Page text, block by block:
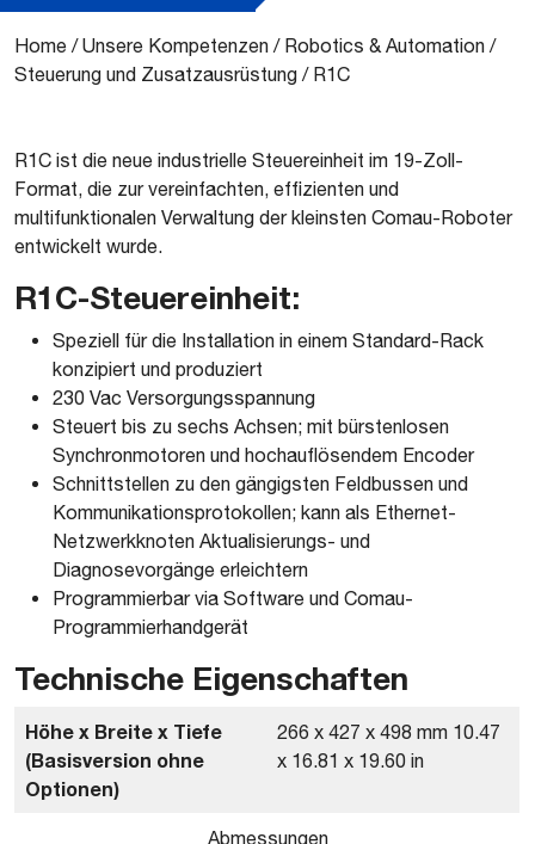
Home /Unsere Kompetenzen / Robotics & Automation /
Steuerung und Zusatzausrüstung / R1C
R1C ist die neue industrielle Steuereinheit im 19-Zoll-
Format, die zur vereinfachten, effizienten und
multifunktionalen Verwaltung der kleinsten Comau-Roboter
entwickelt wurde.
R1C-Steuereinheit:
Speziell für die Installation in einem Standard-Rack
konzipiert und produziert
230 Vac Versorgungsspannung
Steuert bis zu sechs Achsen; mit bürstenlosen
Synchronmotoren und hochauflösendem Encoder
Schnittstellen zu den gängigsten Feldbussen und
Kommunikationsprotokollen; kann als Ethernet-
Netzwerkknoten Aktualisierungs- und
Diagnosevorgänge erleichtern
Programmierbar via Software und Comau-
Programmierhandgerät
Technische Eigenschaften
Höhe x Breite x Tiefe
(Basisversion ohne
Optionen)
266 x 427 x 498 mm 10.47
x 16.81 x 19.60 in
Abmessungen